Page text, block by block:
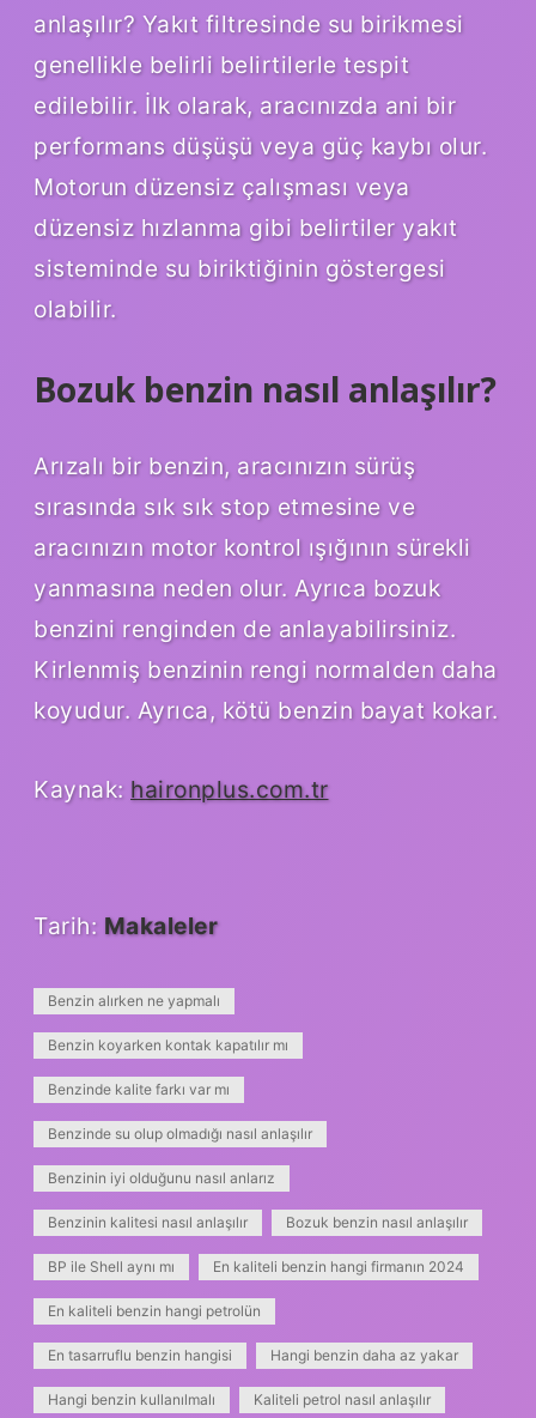
anlaşılır? Yakıt filtresinde su birikmesi
genellikle belirli belirtilerle tespit
edilebilir. İlk olarak, aracınızda ani bir
performans düşüşü veya güç kaybı olur.
Motorun düzensiz çalışması veya
düzensiz hızlanma gibi belirtiler yakıt
sisteminde su biriktiğinin göstergesi
olabilir.
Bozuk benzin nasıl anlaşılır?
Arızalı bir benzin, aracınızın sürüş
sırasında sık sık stop etmesine ve
aracınızın motor kontrol ışığının sürekli
yanmasına neden olur. Ayrıca bozuk
benzini renginden de anlayabilirsiniz.
Kirlenmiş benzinin rengi normalden daha
koyudur. Ayrıca, kötü benzin bayat kokar.
Kaynak: haironplus.com.tr
Tarih: Makaleler
Benzin alırken ne yapmalı
Benzin koyarken kontak kapatılır mı
Benzinde kalite farkı var mı
Benzinde su olup olmadığı nasıl anlaşılır
Benzinin iyi olduğunu nasıl anlarız
Benzinin kalitesi nasıl anlaşılır Bozuk benzin nasıl anlaşılır
BP ile Shell aynı mı En kaliteli benzin hangi firmanın 2024
En kaliteli benzin hangi petrolün
En tasarruflu benzin hangisi Hangi benzin daha az yakar
Hangi benzin kullanılmalı Kaliteli petrol nasıl anlaşılır